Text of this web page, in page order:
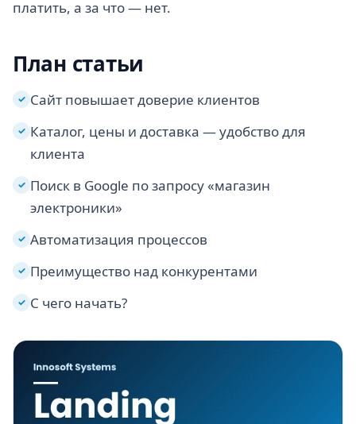
платить, а за что — нет.
План статьи
✓ Сайт повышает доверие клиентов
✓ Каталог, цены и доставка — удобство для
клиента
✓ Поиск в Google по запросу «магазин
электроники»
✓ Автоматизация процессов
✓ Преимущество над конкурентами
✓ С чего начать?